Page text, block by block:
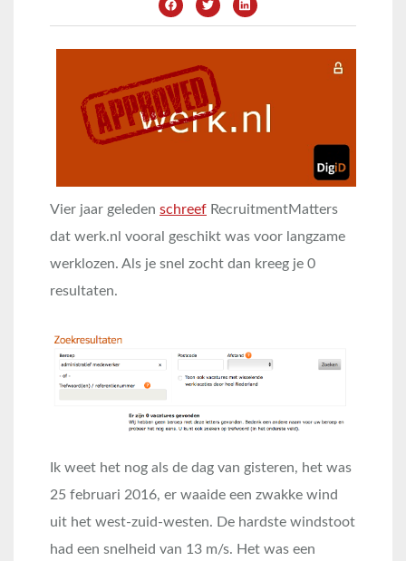
Vier jaar geleden schreef RecruitmentMatters
dat werk.nl vooral geschikt was voor langzame
werklozen. Als je snel zocht dan kreeg je 0
resultaten.
Ik weet het nog als de dag van gisteren, het was
25 februari 2016, er waaide een zwakke wind
uit het west-zuid-westen. De hardste windstoot
had een snelheid van 13 m/s. Het was een